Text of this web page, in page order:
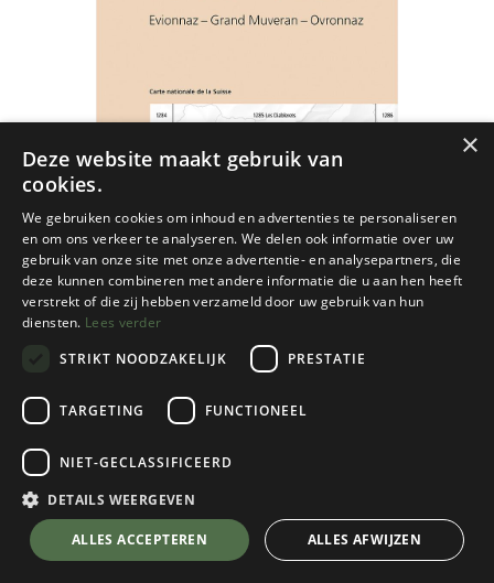
Bundesamt
Dent de Morcles 1305 - 1/25
€
13,99
💬 Stel je vraag over dit product via WhatsApp
×
Deze website maakt gebruik van
cookies.
We gebruiken cookies om inhoud en advertenties te personaliseren
en om ons verkeer te analyseren. We delen ook informatie over uw
gebruik van onze site met onze advertentie- en analysepartners, die
deze kunnen combineren met andere informatie die u aan hen heeft
verstrekt of die zij hebben verzameld door uw gebruik van hun
diensten. Lees verder
STRIKT NOODZAKELIJK
PRESTATIE
TARGETING FUNCTIONEEL
NIET-GECLASSIFICEERD
DETAILS WEERGEVEN
ALLES ACCEPTEREN ALLES AFWIJZEN